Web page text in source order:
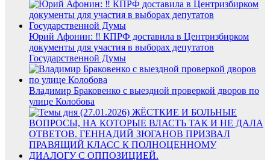
Юрий Афонин: ‼️ КПРФ доставила в Центризбирком
документы для участия в выборах депутатов
Государственной Думы
Владимир Браковенко с выездной проверкой дворов по
улице Колобова